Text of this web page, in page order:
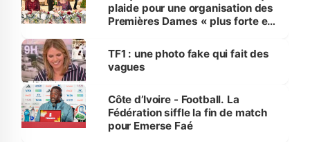
plaide pour une organisation des
Premières Dames « plus forte et
sur la scène internationale »
TF1 : une photo fake qui fait des
vagues
Côte d’Ivoire - Football. La
Fédération siffle la fin de match
pour Emerse Faé